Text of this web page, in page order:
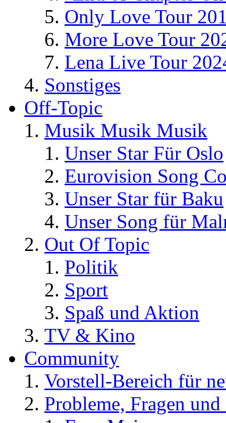
Only Love Tour
More Love Tour
Lena Live Tour
Sonstiges
Off-Topic
Musik Musik Musik
Unser Star Für Oslo
Eurovision Song
Unser Star für Baku
Unser Song für
Out Of Topic
Politik
Sport
Spaß und Aktion
TV & Kino
Community
Vorstell-Bereich für
Probleme, Fragen